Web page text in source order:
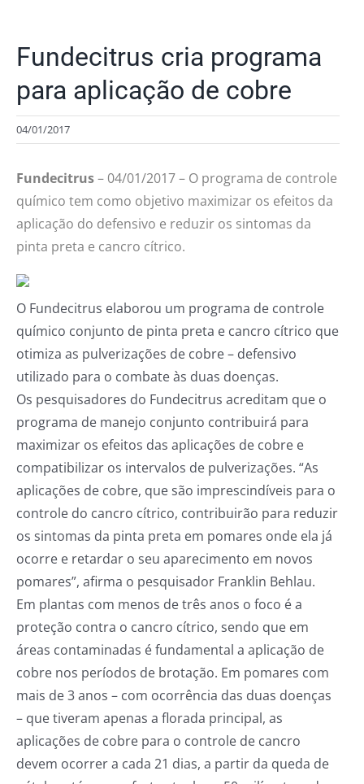
Fundecitrus cria programa
para aplicação de cobre
04/01/2017
Fundecitrus– 04/01/2017 – O programa de controle
químico tem como objetivo maximizar os efeitos da
aplicação do defensivo e reduzir os sintomas da
pinta preta e cancro cítrico.
O Fundecitrus elaborou um programa de controle
químico conjunto de pinta preta e cancro cítrico que
otimiza as pulverizações de cobre – defensivo
utilizado para o combate às duas doenças.
Os pesquisadores do Fundecitrus acreditam que o
programa de manejo conjunto contribuirá para
maximizar os efeitos das aplicações de cobre e
compatibilizar os intervalos de pulverizações. “As
aplicações de cobre, que são imprescindíveis para o
controle do cancro cítrico, contribuirão para reduzir
os sintomas da pinta preta em pomares onde ela já
ocorre e retardar o seu aparecimento em novos
pomares”, afirma o pesquisador Franklin Behlau.
Em plantas com menos de três anos o foco é a
proteção contra o cancro cítrico, sendo que em
áreas contaminadas é fundamental a aplicação de
cobre nos períodos de brotação. Em pomares com
mais de 3 anos – com ocorrência das duas doenças
– que tiveram apenas a florada principal, as
aplicações de cobre para o controle de cancro
devem ocorrer a cada 21 dias, a partir da queda de